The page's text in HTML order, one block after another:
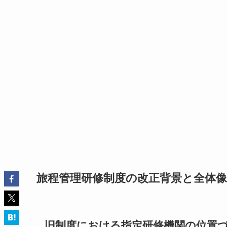
旅程管理研修制度の改正背景と全体像